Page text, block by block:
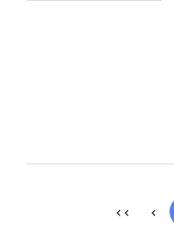
<< <